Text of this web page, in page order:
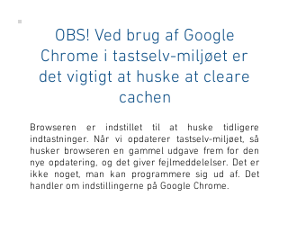
OBS! Ved brug af Google
Chrome i tastselv-miljøet er
det vigtigt at huske at cleare
cachen
Browseren er indstillet til at huske tidligere
indtastninger. Når vi opdaterer tastselv-miljøet, så
husker browseren en gammel udgave frem for den
nye opdatering, og det giver fejlmeddelelser. Det er
ikke noget, man kan programmere sig ud af. Det
handler om indstillingerne på Google Chrome.